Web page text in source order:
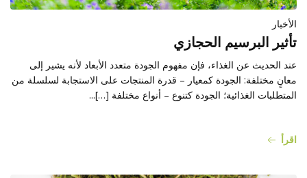
الأخبار
تأثير البرسيم الحجازي
عند الحديث عن الغذاء، فإن مفهوم الجودة متعدد الأبعاد لأنه يشير إلى
معانٍ مختلفة: الجودة كمعيار – قدرة المنتجات على الاستجابة لسلسلة من
المتطلبات الغذائية؛ الجودة كتنوع – أنواع مختلفة […]...
اقرأ